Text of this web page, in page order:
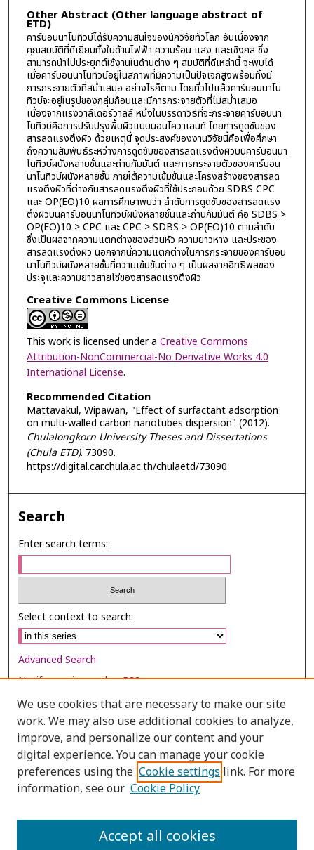
Other Abstract (Other language abstract of
ETD)
คาร์บอนนาโนทิวบ์ได้รับความสนใจของนักวิจัยทั่วโลก อันเนื่องจาก
คุณสมบัติที่ดีเยี่ยมทั้งในด้านไฟฟ้า ความร้อน แสง และเชิงกล ซึ่ง
สามารถนำไปประยุกต์ใช้งานในด้านต่าง ๆ สมบัติที่ดีเหล่านี้ จะพบได้
เมื่อคาร์บอนนาโนทิวบ์อยู่ในสภาพที่มีความเป็นปัจเจกสูงพร้อมทั้งมี
การกระจายตัวที่สม่ำเสมอ อย่างไรก็ตาม โดยทั่วไปแล้วคาร์บอนนาโน
ทิวบ์จะอยู่ในรูปของกลุ่มก้อนและมีการกระจายตัวที่ไม่สม่ำเสมอ
เนื่องจากแรงวาล์เดอร์วาลล์ หนึ่งในบรรดาวิธีที่จะกระจายคาร์บอนนา
โนทิวบ์คือการปรับปรุงพื้นผิวแบบนอนโควาเลนท์ โดยการดูดซับของ
สารลดแรงตึงผิว ด้วยเหตุนี้ จุดประสงค์ของงานวิจัยนี้คือเพื่อศึกษา
ถึงความสัมพันธ์ระหว่างการดูดซับของสารลดแรงตึงผิวบนคาร์บอนนา
โนทิวบ์ผนังหลายชั้นและถ่านกัมมันต์ และการกระจายตัวของคาร์บอน
นาโนทิวบ์ผนังหลายชั้น ภายใต้ความเข้มข้นและโครงสร้างของสารลด
แรงตึงผิวที่ต่างกันสารลดแรงตึงผิวที่ใช้ประกอบด้วย SDBS CPC
และ OP(EO)10 ผลการศึกษาพบว่า ลำดับการดูดซับของสารลดแรง
ตึงผิวบนคาร์บอนนาโนทิวบ์ผนังหลายชั้นและถ่านกัมมันต์ คือ SDBS >
OP(EO)10 > CPC และ CPC > SDBS > OP(EO)10 ตามลำดับ
ซึ่งเป็นผลจากความแตกต่างของส่วนหัว ความยาวหาง และประของ
สารลดแรงตึงผิว นอกจากนี้ความแตกต่างในการกระจายของคาร์บอน
นาโนทิวบ์ผนังหลายชั้นที่ความเข้มข้นต่าง ๆ เป็นผลจากอิทธิพลของ
ประจุและความยาวสายโซ่ของสารลดแรงตึงผิว
Creative Commons License
This work is licensed under a Creative Commons
Attribution-NonCommercial-No Derivative Works 4.0
International License.
Recommended Citation
Mattavakul, Wipawan, "Effect of surfactant adsorption
on multi-walled carbon nanotubes dispersion" (2012).
Chulalongkorn University Theses and Dissertations
(Chula ETD). 73090.
https://digital.car.chula.ac.th/chulaetd/73090
Search
Enter search terms:
Select context to search:
Advanced Search
Notify me via email orRSS
Browse
Collections
Disciplines
Authors
We use cookies that are necessary to make our site
work. We may also use additional cookies to analyze,
improve, and personalize our content and your
digital experience. You can manage your cookie
preferences using the Cookie settings link. For more
information, see our Cookie Policy
Accept all cookies